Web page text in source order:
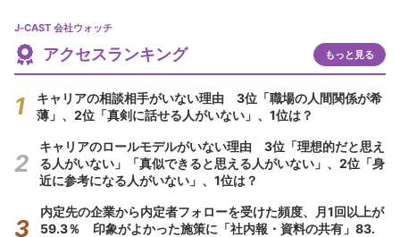
J-CAST 会社ウォッチ
アクセスランキング もっと見る
キャリアの相談相手がいない理由 3位「職場の人間関係が希
薄」、2位「真剣に話せる人がいない」、1位は？
キャリアのロールモデルがいない理由 3位「理想的だと思え
る人がいない」「真似できると思える人がいない」、2位「身
近に参考になる人がいない」、1位は？
内定先の企業から内定者フォローを受けた頻度、月1回以上が
59.3％ 印象がよかった施策に「社内報・資料の共有」83.